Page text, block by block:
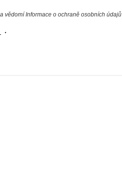
vědomí Informace o ochraně osobních údajů